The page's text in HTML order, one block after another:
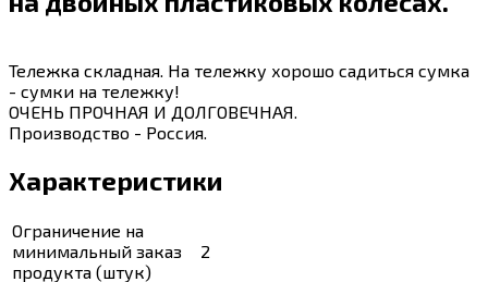
Тележка складная. На тележку хорошо садиться сумка
- сумки на тележку!
ОЧЕНЬ ПРОЧНАЯ И ДОЛГОВЕЧНАЯ.
Производство - Россия.
Характеристики
Ограничение на
минимальный заказ
продукта (штук)
2